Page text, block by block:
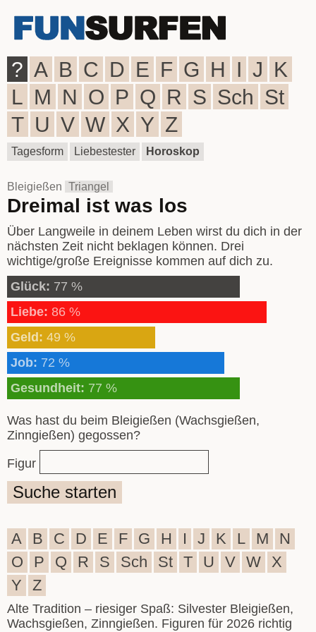
? A B C D E F G H I J K
L M N O P Q R S Sch St
T U V W X Y Z
Tagesform Liebestester Horoskop
Bleigießen Triangel
Dreimal ist was los
Über Langweile in deinem Leben wirst du dich in der
nächsten Zeit nicht beklagen können. Drei
wichtige/große Ereignisse kommen auf dich zu.
Glück: 77 %
Liebe: 86 %
Geld: 49 %
Job: 72 %
Gesundheit: 77 %
Was hast du beim Bleigießen (Wachsgießen,
Zinngießen) gegossen?
Figur
Suche starten
A B C D E F G H I J K L M
N
O
P Q R S Sch St T U V W X
Y
Z
Alte Tradition – riesiger Spaß: Silvester Bleigießen,
Wachsgießen, Zinngießen. Figuren für 2026 richtig